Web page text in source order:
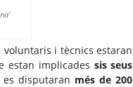
i tècnics estaran
estan implicades sis seus
es disputaran més de 200